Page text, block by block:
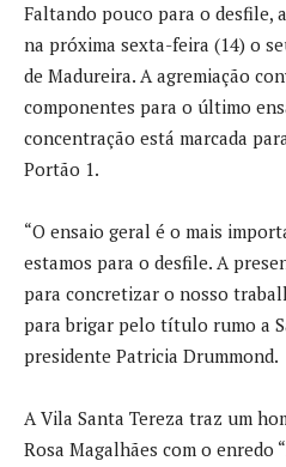
Faltando pouco para o desfile,
na próxima sexta-feira (14) o
de Madureira. A agremiação
componentes para o último
concentração está marcada
Portão 1.
“O ensaio geral é o mais
estamos para o desfile. A
para concretizar o nosso
para brigar pelo título rumo a
presidente Patricia Drummond.
A Vila Santa Tereza traz um
Rosa Magalhães com o enredo